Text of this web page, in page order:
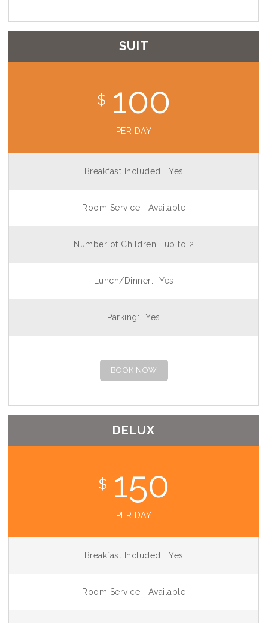
SUIT
$ 100
PER DAY
Breakfast Included: Yes
Room Service: Available
Number of Children: up to 2
Lunch/Dinner: Yes
Parking: Yes
BOOK NOW
DELUX
$ 150
PER DAY
Breakfast Included: Yes
Room Service: Available